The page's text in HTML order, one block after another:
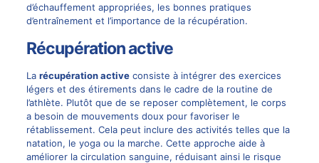
d’échauffement appropriées, les bonnes pratiques
d’entraînement et l’importance de la récupération.
Récupération active
La récupération activeconsiste à intégrer des exercices
légers et des étirements dans le cadre de la routine de
l’athlète. Plutôt que de se reposer complètement, le corps
a besoin de mouvements doux pour favoriser le
rétablissement. Cela peut inclure des activités telles que la
natation, le yoga ou la marche. Cette approche aide à
améliorer la circulation sanguine, réduisant ainsi le risque